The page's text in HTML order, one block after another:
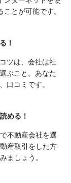
とが可能です。
！
ツは、会社は社
ぶこと。あなた
口コミです。
める！
不動産会社を選
産取引をした方
ましょう。